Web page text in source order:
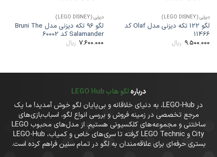
دیزنی (LEGO DISNEY)
لگو 122 تکه دیزنی مدل Olaf کد
11466
9.500.000 ریال
دیزنی (LEGO DISNEY)
لگو 96 تکه دیزنی مدل Bruni The
Salamander کد 60002
7.600.000 ریال
دربارهلگو هاب LEGO Hub
در LEGO-Hub، به دنیای خلاقانه و بی‌پایان لگو خوش آمدید! ما یک
مرجع تخصصی در زمینه فروش و بررسی انواع لگو، اسباب‌بازی‌های
ساختنی و مجموعه‌های کلکسیونی هستیم. از مدل‌های محبوب LEGO
City و LEGO Technic گرفته تا سری‌های خاص و کمیاب، LEGO-Hub
بستری حرفه‌ای برای علاقه‌مندان به لگو در تمام سنین فراهم کرده است.